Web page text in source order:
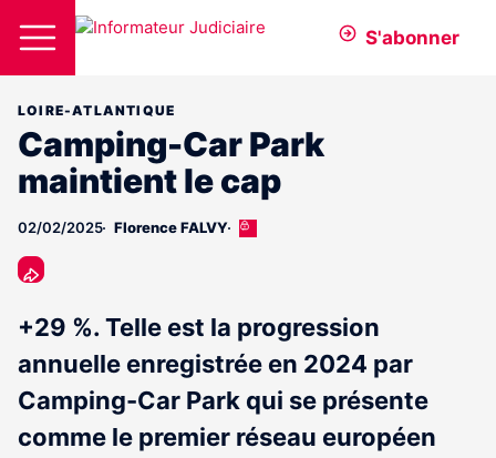
S'abonner
LOIRE-ATLANTIQUE
Camping-Car Park
maintient le cap
02/02/2025 Florence FALVY
Cet
abonnés
+29 %. Telle est la progression
annuelle enregistrée en 2024 par
Camping-Car Park qui se présente
comme le premier réseau européen